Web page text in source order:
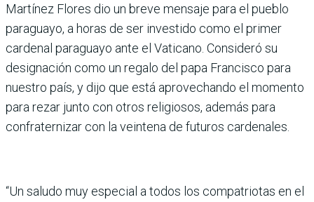
Martínez Flores dio un breve mensaje para el pueblo
paraguayo, a horas de ser investido como el primer
cardenal paraguayo ante el Vaticano. Consideró su
designación como un regalo del papa Francisco para
nuestro país, y dijo que está aprovechando el momento
para rezar junto con otros religiosos, además para
confraternizar con la veintena de futuros cardenales.
“Un saludo muy especial a todos los compatriotas en el